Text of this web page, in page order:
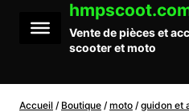
contenu
Vente de pièces et
scooter et moto
Accueil / Boutique / moto / guidon et